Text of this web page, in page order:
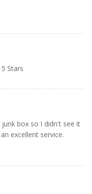
Stars
box so I didn't see it
excellent service.